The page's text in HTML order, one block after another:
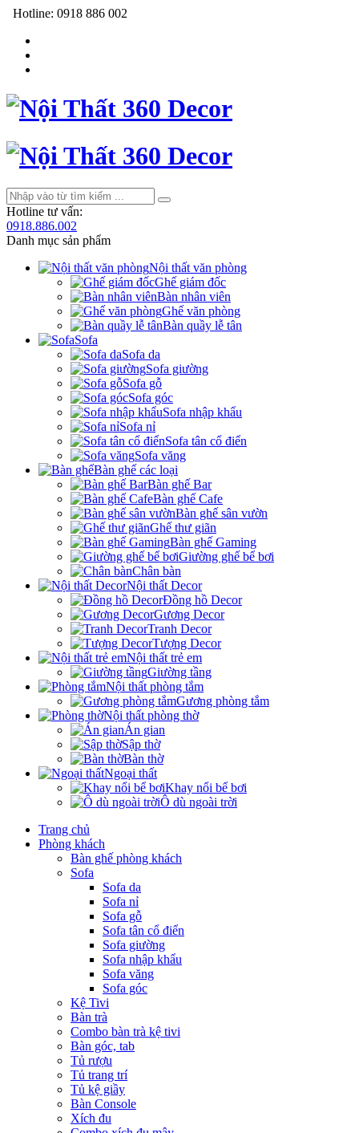
Hotline: 0918 886 002
Hotline tư vấn:
0918.886.002
Danh mục sản phẩm
Nội thất văn phòng
Ghế giám đốc
Bàn nhân viên
Ghế văn phòng
Bàn quầy lễ tân
Sofa
Sofa da
Sofa giường
Sofa gỗ
Sofa góc
Sofa nhập khẩu
Sofa nỉ
Sofa tân cổ điển
Sofa văng
Bàn ghế các loại
Bàn ghế Bar
Bàn ghế Cafe
Bàn ghế sân vườn
Ghế thư giãn
Bàn ghế Gaming
Giường ghế bể bơi
Chân bàn
Nội thất Decor
Đồng hồ Decor
Gương Decor
Tranh Decor
Tượng Decor
Nội thất trẻ em
Giường tầng
Nội thất phòng tắm
Gương phòng tắm
Nội thất phòng thờ
Án gian
Sập thờ
Bàn thờ
Ngoại thất
Khay nổi bể bơi
Ô dù ngoài trời
Trang chủ
Phòng khách
Bàn ghế phòng khách
Sofa
Sofa da
Sofa nỉ
Sofa gỗ
Sofa tân cổ điển
Sofa giường
Sofa nhập khẩu
Sofa văng
Sofa góc
Kệ Tivi
Bàn trà
Combo bàn trà kệ tivi
Bàn góc, tab
Tủ rượu
Tủ trang trí
Tủ kệ giầy
Bàn Console
Xích đu